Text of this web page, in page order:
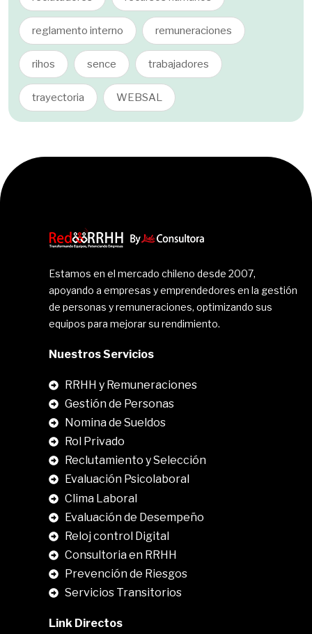
reglamento interno remuneraciones
rihos sence trabajadores
trayectoria WEBSAL
Estamos en el mercado chileno desde 2007,
apoyando a empresas y emprendedores en la gestión
de personas y remuneraciones, optimizando sus
equipos para mejorar su rendimiento.
Nuestros Servicios
RRHH y Remuneraciones
Gestión de Personas
Nomina de Sueldos
Rol Privado
Reclutamiento y Selección
Evaluación Psicolaboral
Clima Laboral
Evaluación de Desempeño
Reloj control Digital
Consultoria en RRHH
Prevención de Riesgos
Servicios Transitorios
Link Directos